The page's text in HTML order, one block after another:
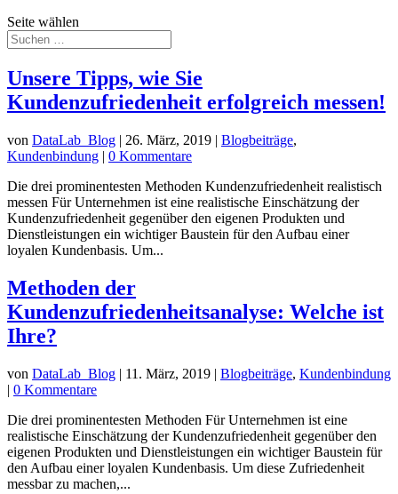
Seite wählen
Unsere Tipps, wie Sie
Kundenzufriedenheit erfolgreich messen!
von DataLab_Blog | 26. März, 2019 | Blogbeiträge,
Kundenbindung | 0 Kommentare
Die drei prominentesten Methoden Kundenzufriedenheit realistisch
messen Für Unternehmen ist eine realistische Einschätzung der
Kundenzufriedenheit gegenüber den eigenen Produkten und
Dienstleistungen ein wichtiger Baustein für den Aufbau einer
loyalen Kundenbasis. Um...
Methoden der
Kundenzufriedenheitsanalyse: Welche ist
Ihre?
von DataLab_Blog | 11. März, 2019 | Blogbeiträge, Kundenbindung
| 0 Kommentare
Die drei prominentesten Methoden Für Unternehmen ist eine
realistische Einschätzung der Kundenzufriedenheit gegenüber den
eigenen Produkten und Dienstleistungen ein wichtiger Baustein für
den Aufbau einer loyalen Kundenbasis. Um diese Zufriedenheit
messbar zu machen,...